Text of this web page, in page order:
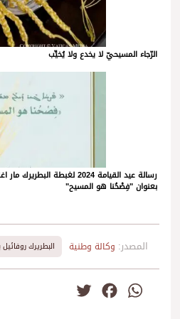
الرّجاء المسيحيّ لا يخدع ولا يُخيِّب
رسالة عيد القيامة 2024 لغبطة
بعنوان "فِصْحُنا هو المسيح"
المصدر: وكالة وطنية البطريرك
WhatsApp
Facebook